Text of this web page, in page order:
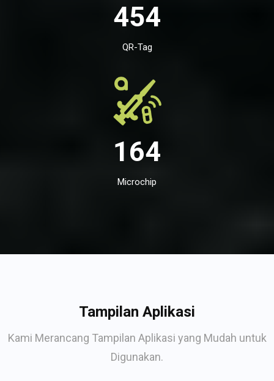
454
QR-Tag
164
Microchip
Tampilan Aplikasi
Kami Merancang Tampilan Aplikasi yang Mudah untuk
Digunakan.